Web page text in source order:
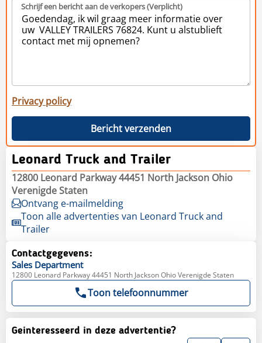
Schrijf een bericht aan de verkopers (Verplicht)
Privacy policy
Bericht verzenden
Leonard Truck and Trailer
12800 Leonard Parkway 44451 North Jackson Ohio
Verenigde Staten
Ontvang e-mailmelding
Toon alle advertenties van Leonard Truck and
Trailer
Contactgegevens:
Sales Department
12800 Leonard Parkway 44451 North Jackson Ohio Verenigde Staten
Toon telefoonnummer
Geinteresseerd in deze advertentie?